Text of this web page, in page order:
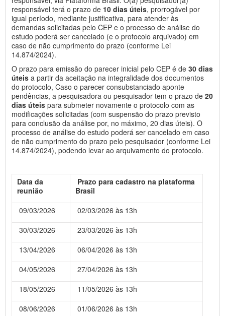
responsável terá o prazo de 10 dias úteis, prorrogável por
igual período, mediante justiﬁcativa, para atender às
demandas solicitadas pelo CEP e o processo de análise do
estudo poderá ser cancelado (e o protocolo arquivado) em
caso de não cumprimento do prazo (conforme Lei
14.874/2024).
O prazo para emissão do parecer inicial pelo CEP é de 30 dias
úteis a partir da aceitação na integralidade dos documentos
do protocolo, Caso o parecer consubstanciado aponte
pendências, a pesquisadora ou pesquisador tem o prazo de 20
dias úteis para submeter novamente o protocolo com as
modificações solicitadas (com suspensão do prazo previsto
para conclusão da análise por, no máximo, 20 dias úteis). O
processo de análise do estudo poderá ser cancelado em caso
de não cumprimento do prazo pelo pesquisador (conforme Lei
14.874/2024), podendo levar ao arquivamento do protocolo.
Data da
reunião
Prazo para cadastro na plataforma
Brasil
09/03/2026
02/03/2026 às 13h
30/03/2026
23/03/2026 às 13h
13/04/2026
06/04/2026 às 13h
04/05/2026
27/04/2026 às 13h
18/05/2026
11/05/2026 às 13h
08/06/2026
01/06/2026 às 13h